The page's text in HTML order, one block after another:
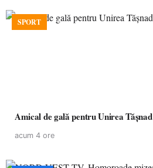
SPORT
Amical de gală pentru Unirea Tășnad
acum 4 ore